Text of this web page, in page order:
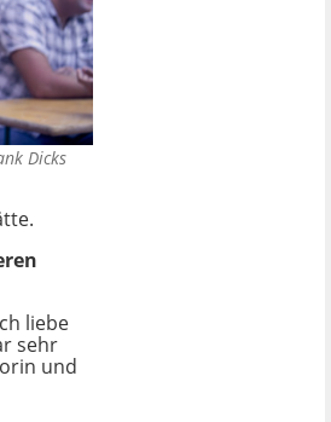
Dicks
liebe
sehr
und